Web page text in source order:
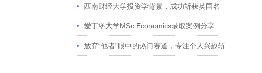
例 西南财经大学投资学背景，成功斩获英国名
校多份Offer
爱丁堡大学MSc Economics录取案例分享
放弃“他者”眼中的热门赛道，专注个人兴趣斩